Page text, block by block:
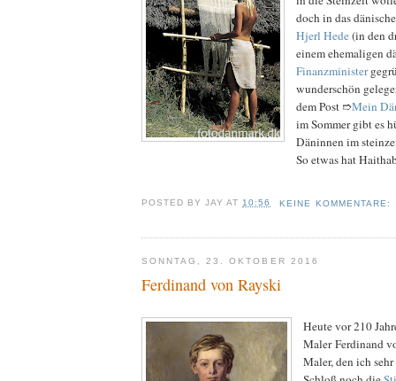
doch in das
Hjerl Hede(in den
einem ehemaligen
Finanzminister
wunderschön
dem Post ➱Mein
im Sommer gibt es
Däninnen im
So etwas hat
POSTED BYJAY AT10:56 KEINE KOMMENTARE:
SONNTAG, 23. OKTOBER 2016
Ferdinand von Rayski
Heute vor 210
Maler Ferdinand
Maler, den ich